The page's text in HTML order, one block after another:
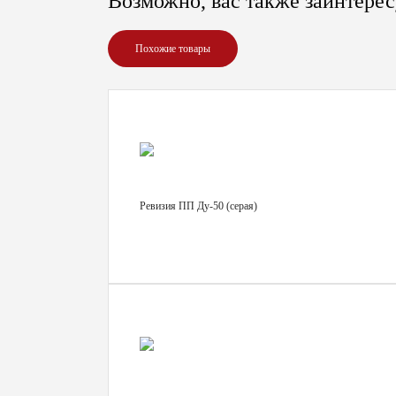
Похожие товары
Ревизия ПП Ду-50 (серая)